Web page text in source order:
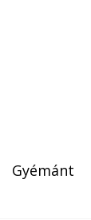
Gyémánt